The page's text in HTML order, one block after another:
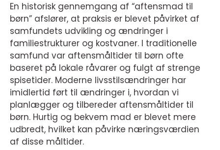
En historisk gennemgang af “aftensmad til
børn” afslører, at praksis er blevet påvirket af
samfundets udvikling og ændringer i
familiestrukturer og kostvaner. I traditionelle
samfund var aftensmåltider til børn ofte
baseret på lokale råvarer og fulgt af strenge
spisetider. Moderne livsstilsændringer har
imidlertid ført til ændringer i, hvordan vi
planlægger og tilbereder aftensmåltider til
børn. Hurtig og bekvem mad er blevet mere
udbredt, hvilket kan påvirke næringsværdien
af disse måltider.